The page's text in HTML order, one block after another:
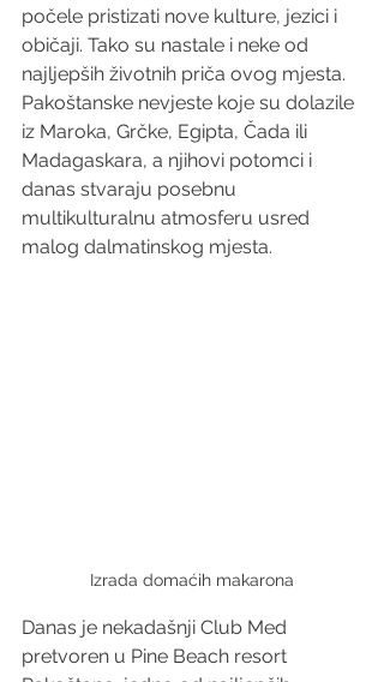
počele pristizati nove kulture, jezici i
običaji. Tako su nastale i neke od
najljepših životnih priča ovog mjesta.
Pakoštanske nevjeste koje su dolazile
iz Maroka, Grčke, Egipta, Čada ili
Madagaskara, a njihovi potomci i
danas stvaraju posebnu
multikulturalnu atmosferu usred
malog dalmatinskog mjesta.
Izrada domaćih makarona
Danas je nekadašnji Club Med
pretvoren u Pine Beach resort